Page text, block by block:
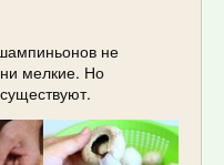
не
мелкие. Но